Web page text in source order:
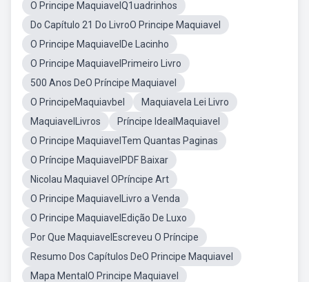
O Principe MaquiavelQ1uadrinhos
Do Capítulo 21 Do LivroO Principe Maquiavel
O Principe MaquiavelDe Lacinho
O Principe MaquiavelPrimeiro Livro
500 Anos DeO Príncipe Maquiavel
O PrincipeMaquiavbel
Maquiavela Lei Livro
MaquiavelLivros
Príncipe IdealMaquiavel
O Principe MaquiavelTem Quantas Paginas
O Príncipe MaquiavelPDF Baixar
Nicolau Maquiavel OPríncipe Art
O Principe MaquiavelLivro a Venda
O Principe MaquiavelEdição De Luxo
Por Que MaquiavelEscreveu O Príncipe
Resumo Dos Capítulos DeO Principe Maquiavel
Mapa MentalO Principe Maquiavel